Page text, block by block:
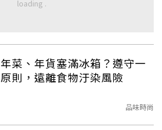
年菜、年貨塞滿冰箱？遵守一
原則，遠離食物汙染風險
品味時尚